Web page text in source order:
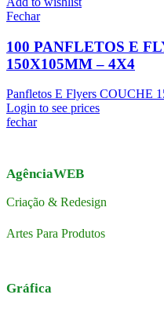
Fechar
100 PANFLETOS E
150X105MM – 4X4
Panfletos E Flyers COUCHE
Login to see prices
fechar
AgênciaWEB
Criação & Redesign
Artes Para Produtos
Gráfica